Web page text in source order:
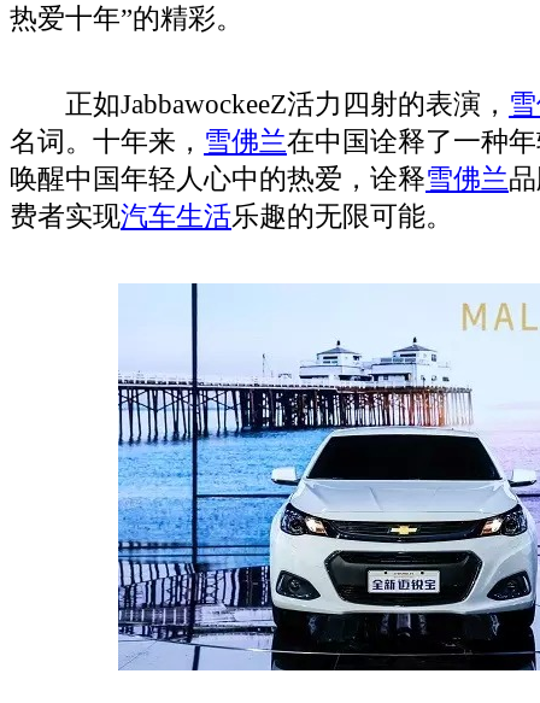
热爱十年”的精彩。
正如JabbawockeeZ活力四射的表演，
名词。十年来， 雪佛兰在中国诠释了一种
唤醒中国年轻人心中的热爱，诠释雪佛兰
费者实现汽车生活乐趣的无限可能。